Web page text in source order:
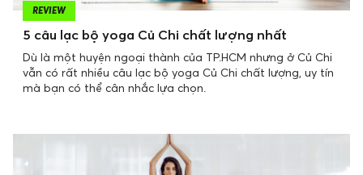
REVIEW
5 câu lạc bộ yoga Củ Chi chất lượng nhất
Dù là một huyện ngoại thành của TP.HCM nhưng ở Củ Chi
vẫn có rất nhiều câu lạc bộ yoga Củ Chi chất lượng, uy tín
mà bạn có thể cân nhắc lựa chọn.